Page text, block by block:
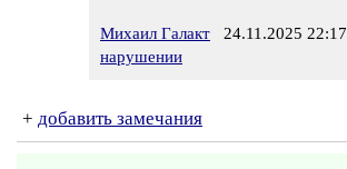
Михаил Галакт 24.11.2025 22:17
нарушении
+ добавить замечания